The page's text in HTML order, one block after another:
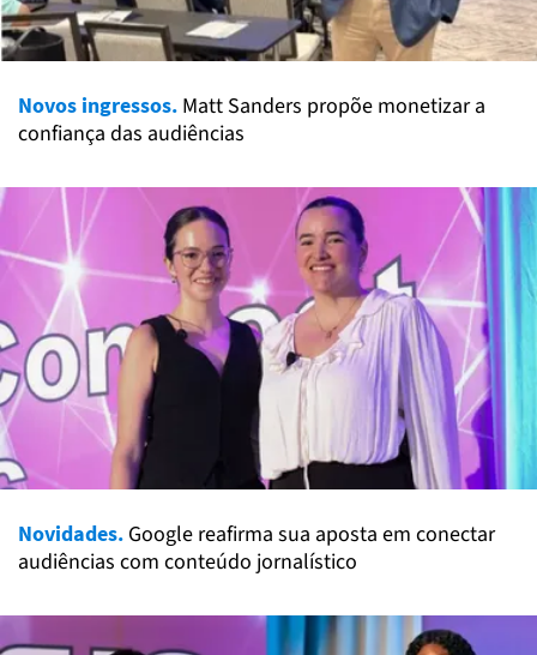
Novos ingressos. Matt Sanders propõe monetizar a
confiança das audiências
Novidades. Google reafirma sua aposta em conectar
audiências com conteúdo jornalístico